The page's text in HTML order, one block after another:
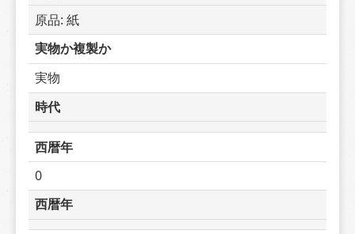
原品: 紙
実物か複製か
実物
時代
西暦年
0
西暦年